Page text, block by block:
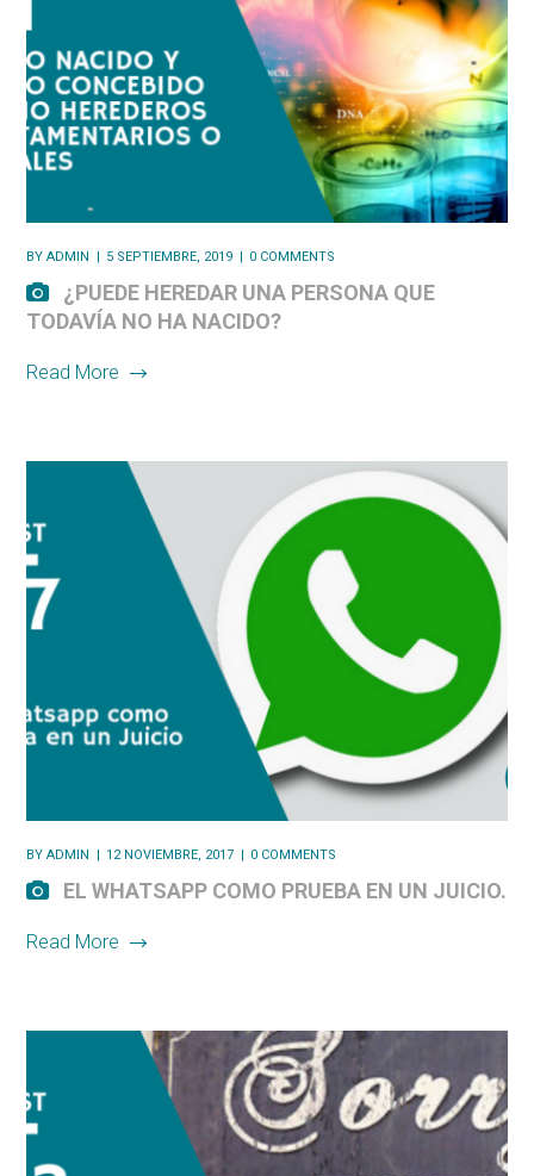
BYADMIN 5 SEPTIEMBRE, 2019 0 COMMENTS
¿PUEDE HEREDAR UNA PERSONA QUE
TODAVÍA NO HA NACIDO?
Read More
BYADMIN 12 NOVIEMBRE, 2017 0 COMMENTS
EL WHATSAPP COMO PRUEBA EN UN JUICIO.
Read More